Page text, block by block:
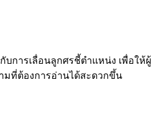
บการเลื่อนลูกศรชี้ตำแหน่ง เพื่อให้ผู้
ที่ต้องการอ่านได้สะดวกขึ้น